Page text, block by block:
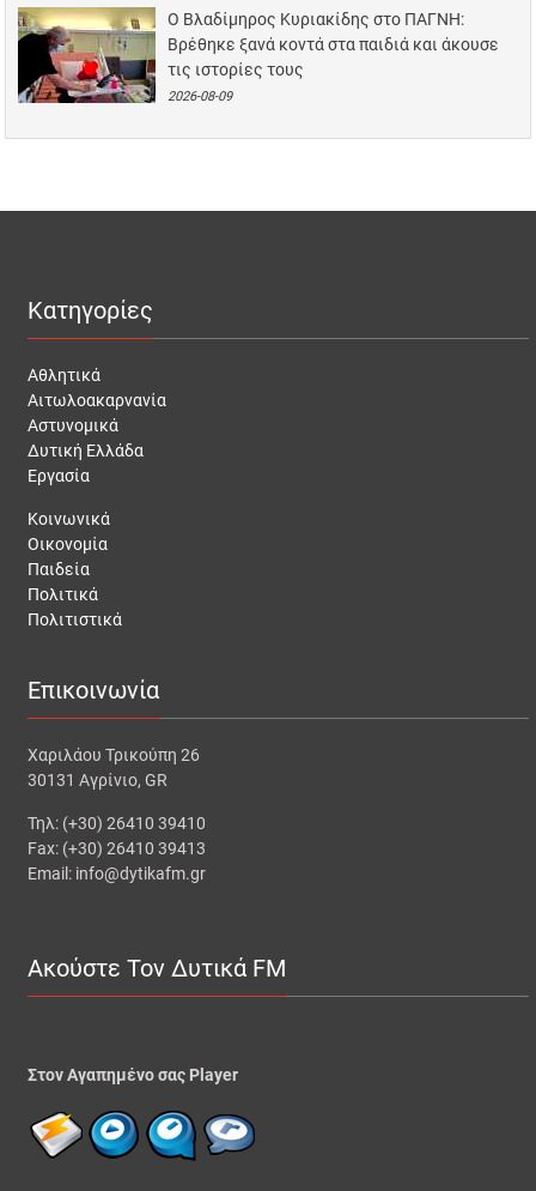
Ο Βλαδίμηρος Κυριακίδης στο ΠΑΓΝΗ:
Βρέθηκε ξανά κοντά στα παιδιά και άκουσε
τις ιστορίες τους
2026-08-09
Κατηγορίες
Αθλητικά
Αιτωλοακαρνανία
Αστυνομικά
Δυτική Ελλάδα
Εργασία
Κοινωνικά
Οικονομία
Παιδεία
Πολιτικά
Πολιτιστικά
Επικοινωνία
Χαριλάου Τρικούπη 26
30131 Αγρίνιο, GR
Τηλ: (+30) 26410 39410
Fax: (+30) 26410 39413
Email: info@dytikafm.gr
Ακούστε Τον Δυτικά FM
Στον Αγαπημένο σας Player